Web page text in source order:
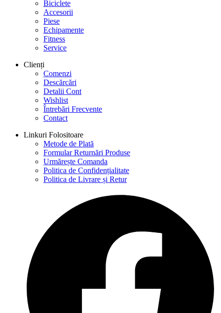
Biciclete
Accesorii
Piese
Echipamente
Fitness
Service
Clienți
Comenzi
Descărcări
Detalii Cont
Wishlist
Întrebări Frecvente
Contact
Linkuri Folositoare
Metode de Plată
Formular Returnări Produse
Urmărește Comanda
Politica de Confidențialitate
Politica de Livrare și Retur